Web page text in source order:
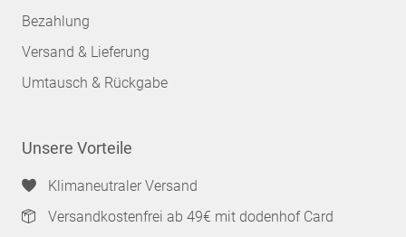
Bezahlung
Versand & Lieferung
Umtausch & Rückgabe
Unsere Vorteile
Klimaneutraler Versand
Versandkostenfrei ab 49€ mit dodenhof Card